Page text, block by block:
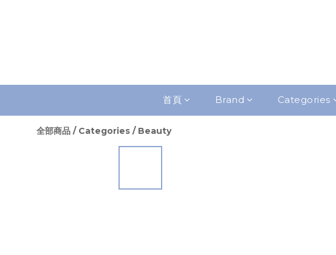
首頁 Brand Categories
全部商品 / Categories / Beauty